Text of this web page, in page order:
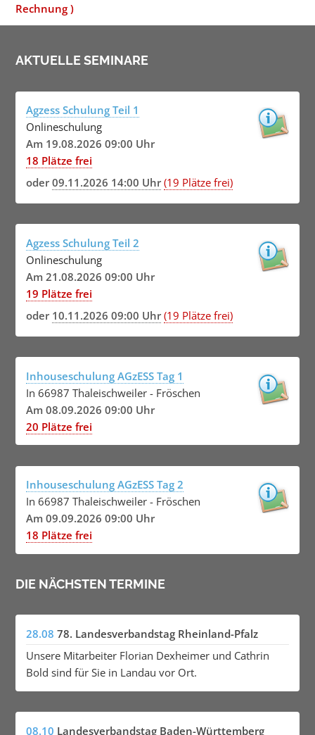
Rechnung )
AKTUELLE SEMINARE
Agzess Schulung Teil 1
Onlineschulung
Am 19.08.2026 09:00 Uhr
18 Plätze frei
oder09.11.2026 14:00 Uhr (19 Plätze frei)
Agzess Schulung Teil 2
Onlineschulung
Am 21.08.2026 09:00 Uhr
19 Plätze frei
oder 10.11.2026 09:00 Uhr (19 Plätze frei)
Inhouseschulung AGzESS Tag 1
In 66987 Thaleischweiler - Fröschen
Am 08.09.2026 09:00 Uhr
20 Plätze frei
Inhouseschulung AGzESS Tag 2
In 66987 Thaleischweiler - Fröschen
Am 09.09.2026 09:00 Uhr
18 Plätze frei
DIE NÄCHSTEN TERMINE
28.08 78. Landesverbandstag Rheinland-Pfalz
Unsere Mitarbeiter Florian Dexheimer und Cathrin
Bold sind für Sie in Landau vor Ort.
08.10 Landesverbandstag Baden-Württemberg